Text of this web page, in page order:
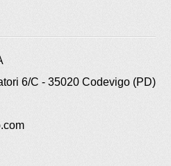
6/C - 35020 Codevigo (PD)